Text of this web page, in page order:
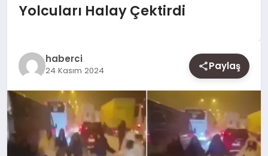
GENEL
MAGAZIN
SAĞLIK
SIYASET
Yolcuları Halay Çektirdi
haberci
24 Kasım 2024 Paylaş